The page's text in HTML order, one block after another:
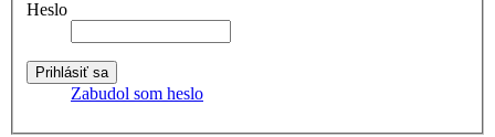
Heslo
Zabudol som heslo